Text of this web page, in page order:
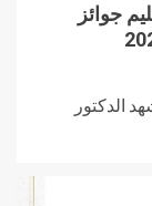
جوائز
الدكتور